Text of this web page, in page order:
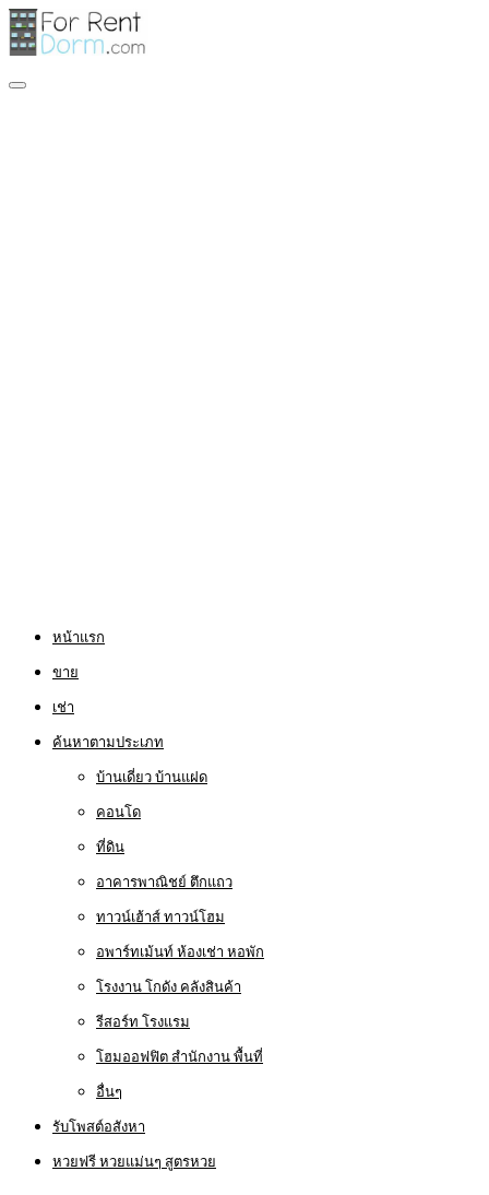
หน้าแรก
ขาย
เช่า
ค้นหาตามประเภท
บ้านเดี่ยว บ้านแฝด
คอนโด
ที่ดิน
อาคารพาณิชย์ ตึกแถว
ทาวน์เฮ้าส์ ทาวน์โฮม
อพาร์ทเม้นท์ ห้องเช่า หอพัก
โรงงาน โกดัง คลังสินค้า
รีสอร์ท โรงแรม
โฮมออฟฟิต สำนักงาน พื้นที่
อื่นๆ
รับโพสต์อสังหา
หวยฟรี หวยแม่นๆ สูตรหวย